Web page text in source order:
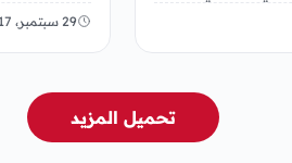
29 سبتمبر، 2017
تحميل المزيد